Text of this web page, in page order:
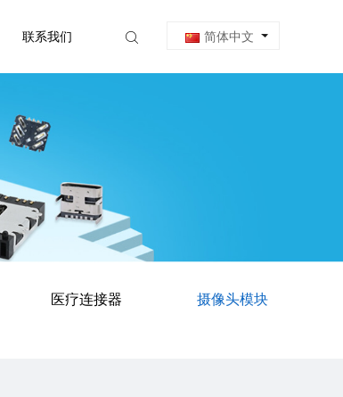
简体中文
联系我们
医疗连接器
摄像头模块